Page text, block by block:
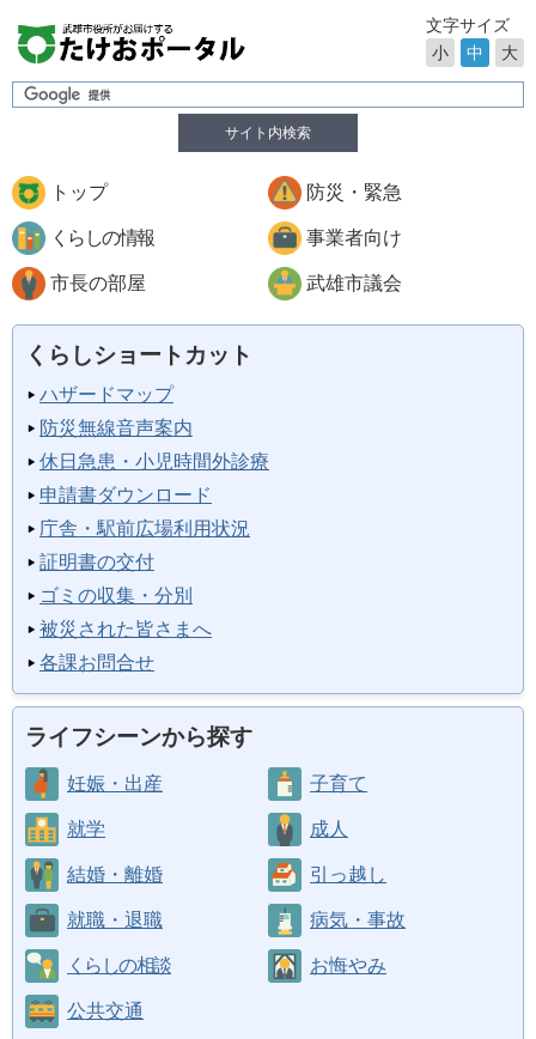
サイト内検索
文字サイズ
小
中 大
トップ 防災・緊急
くらしの情報 事業者向け
市長の部屋 武雄市議会
くらしショートカット
ハザードマップ
防災無線音声案内
休日急患・小児時間外診療
申請書ダウンロード
庁舎・駅前広場利用状況
証明書の交付
ゴミの収集・分別
被災された皆さまへ
各課お問合せ
ライフシーンから探す
妊娠・出産 子育て
就学 成人
結婚・離婚 引っ越し
就職・退職 病気・事故
くらしの相談 お悔やみ
公共交通